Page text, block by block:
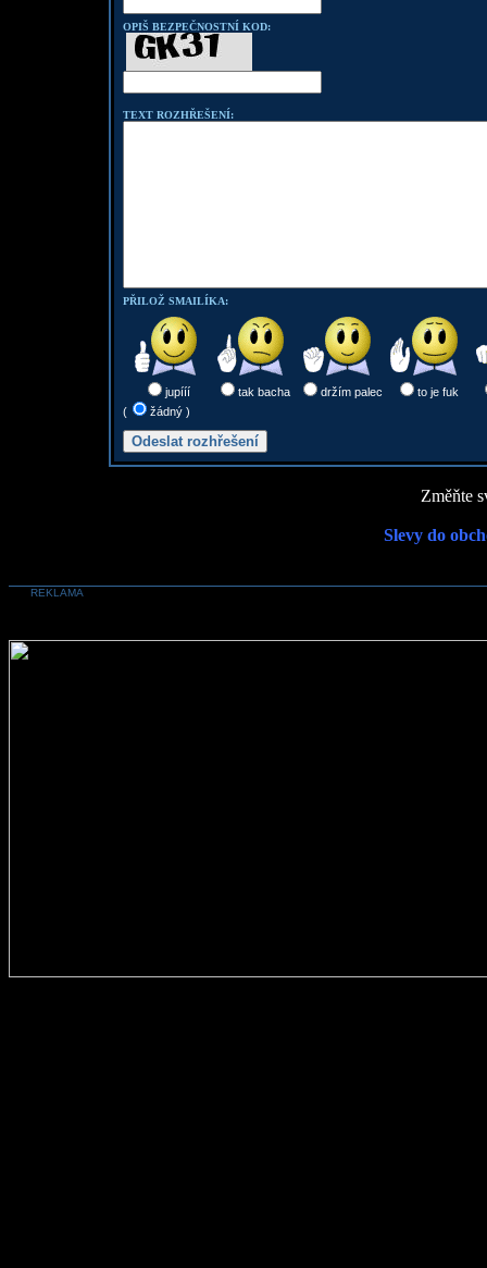
OPIŠ BEZPEČNOSTNÍ KOD:
TEXT ROZHŘEŠENÍ:
PŘILOŽ SMAILÍKA:
jupííí tak bacha držím palec
to je fuk
(
žádný )
Změňte
Slevy do
REKLAMA